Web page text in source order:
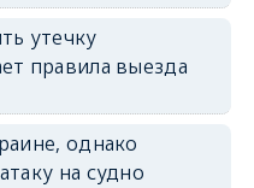
утечку
правила выезда
однако
на судно